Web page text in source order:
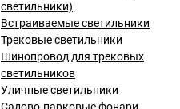
светильники)
Встраиваемые светильники
Трековые светильники
Шинопровод для трековых
светильников
Уличные светильники